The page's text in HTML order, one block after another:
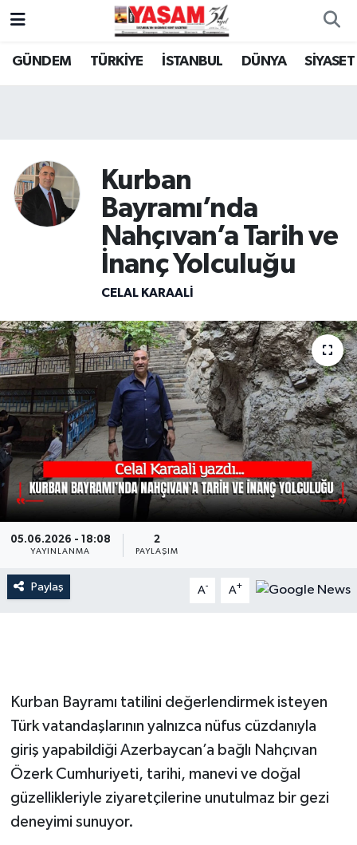
GÜNDEM TÜRKİYE İSTANBUL DÜNYA SİYASET
Kurban
Bayramı’nda
Nahçıvan’a Tarih ve
İnanç Yolculuğu
CELAL KARAALİ
05.06.2026 - 18:08
YAYINLANMA
2
PAYLAŞIM
Paylaş A- A+
Kurban Bayramı tatilini değerlendirmek isteyen
Türk vatandaşlarının yalnızca nüfus cüzdanıyla
giriş yapabildiği Azerbaycan’a bağlı Nahçıvan
Özerk Cumhuriyeti, tarihi, manevi ve doğal
güzellikleriyle ziyaretçilerine unutulmaz bir gezi
deneyimi sunuyor.